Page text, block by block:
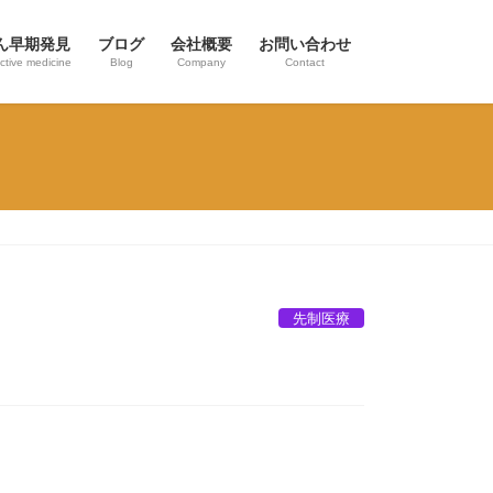
早期発見
medicine
ブログ
Blog
会社概要
Company
お問い合わせ
Contact
先制医療